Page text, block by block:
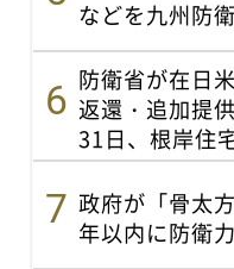
などを九州防
防衛省が在日
返還・追加提
31日、根岸住
政府が「骨太
年以内に防衛